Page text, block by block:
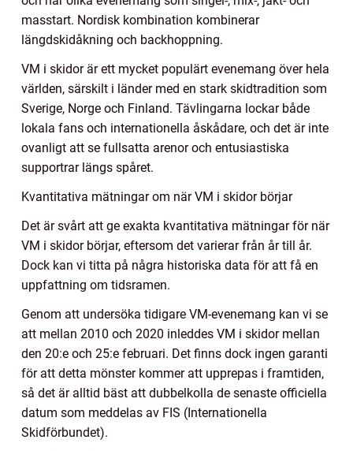
masstart. Nordisk kombination kombinerar
längdskidåkning och backhoppning.
VM i skidor är ett mycket populärt evenemang över hela
världen, särskilt i länder med en stark skidtradition som
Sverige, Norge och Finland. Tävlingarna lockar både
lokala fans och internationella åskådare, och det är inte
ovanligt att se fullsatta arenor och entusiastiska
supportrar längs spåret.
Kvantitativa mätningar om när VM i skidor börjar
Det är svårt att ge exakta kvantitativa mätningar för när
VM i skidor börjar, eftersom det varierar från år till år.
Dock kan vi titta på några historiska data för att få en
uppfattning om tidsramen.
Genom att undersöka tidigare VM-evenemang kan vi se
att mellan 2010 och 2020 inleddes VM i skidor mellan
den 20:e och 25:e februari. Det finns dock ingen garanti
för att detta mönster kommer att upprepas i framtiden,
så det är alltid bäst att dubbelkolla de senaste officiella
datum som meddelas av FIS (Internationella
Skidförbundet).